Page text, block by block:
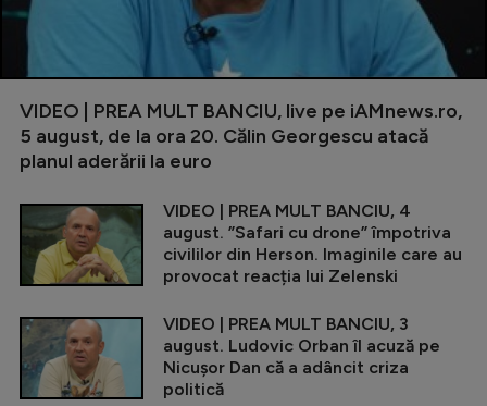
VIDEO | PREA MULT BANCIU, live pe iAMnews.ro,
5 august, de la ora 20. Călin Georgescu atacă
planul aderării la euro
VIDEO | PREA MULT BANCIU, 4
august. ”Safari cu drone” împotriva
civililor din Herson. Imaginile care au
provocat reacția lui Zelenski
VIDEO | PREA MULT BANCIU, 3
august. Ludovic Orban îl acuză pe
Nicușor Dan că a adâncit criza
politică